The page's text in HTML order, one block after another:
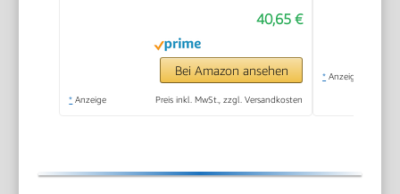
starker ELO-Therm
Speicherboden, mit
Sicherheitsmechanismus,
Schnellkochtopf
40,65 €
Bei Amazon ansehen
* Anzeige Preis inkl. MwSt., zzgl. Versandkosten
* Anzeige